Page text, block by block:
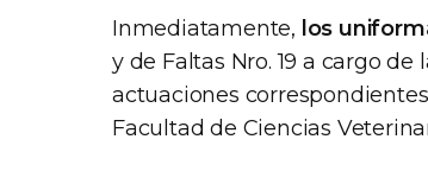
Inmediatamente, los
y de Faltas Nro. 19 a cargo
actuaciones
Facultad de Ciencias